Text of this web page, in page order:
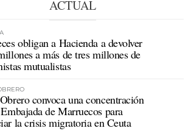
ACTUAL
obligan a Hacienda a devolver
a más de tres millones de
mutualistas
convoca una concentración
de Marruecos para
la crisis migratoria en Ceuta